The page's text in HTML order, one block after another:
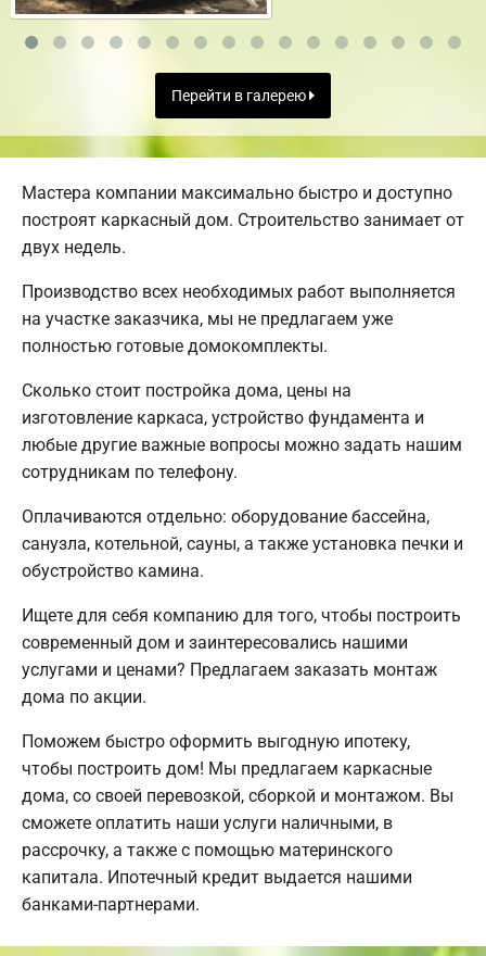
Перейти в галерею
Мастера компании максимально быстро и доступно
построят каркасный дом. Строительство занимает от
двух недель.
Производство всех необходимых работ выполняется
на участке заказчика, мы не предлагаем уже
полностью готовые домокомплекты.
Сколько стоит постройка дома, цены на
изготовление каркаса, устройство фундамента и
любые другие важные вопросы можно задать нашим
сотрудникам по телефону.
Оплачиваются отдельно: оборудование бассейна,
санузла, котельной, сауны, а также установка печки и
обустройство камина.
Ищете для себя компанию для того, чтобы построить
современный дом и заинтересовались нашими
услугами и ценами? Предлагаем заказать монтаж
дома по акции.
Поможем быстро оформить выгодную ипотеку,
чтобы построить дом! Мы предлагаем каркасные
дома, со своей перевозкой, сборкой и монтажом. Вы
сможете оплатить наши услуги наличными, в
рассрочку, а также с помощью материнского
капитала. Ипотечный кредит выдается нашими
банками-партнерами.